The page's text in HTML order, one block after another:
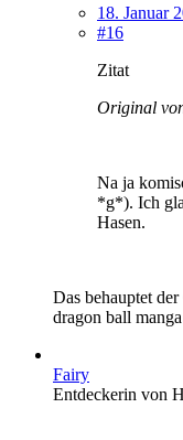
18. Januar
#16
Zitat
Original
Na ja
*g*). Ich
Hasen.
Das behauptet
dragon ball
Fairy
Entdeckerin von